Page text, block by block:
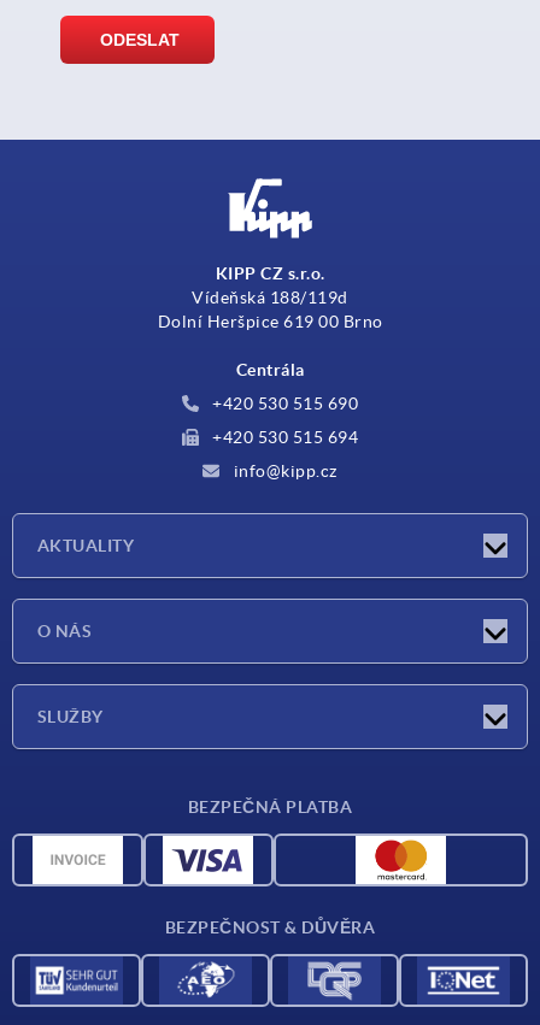
KIPP CZ s.r.o.
Vídeňská 188/119d
Dolní Heršpice 619 00 Brno
Centrála
+420 530 515 690
+420 530 515 694
info@kipp.cz
AKTUALITY
O NÁS
SLUŽBY
CAD data
BEZPEČNÁ PLATBA
BEZPEČNOST & DŮVĚRA